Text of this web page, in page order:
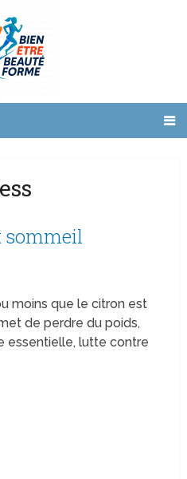
sommeil
moins que le citron est
de perdre du poids,
essentielle, lutte contre